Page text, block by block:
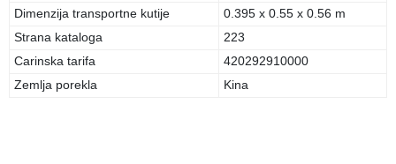
Dimenzija transportne kutije
0.395 x 0.55 x 0.56 m
Strana kataloga
223
Carinska tarifa
420292910000
Zemlja porekla
Kina